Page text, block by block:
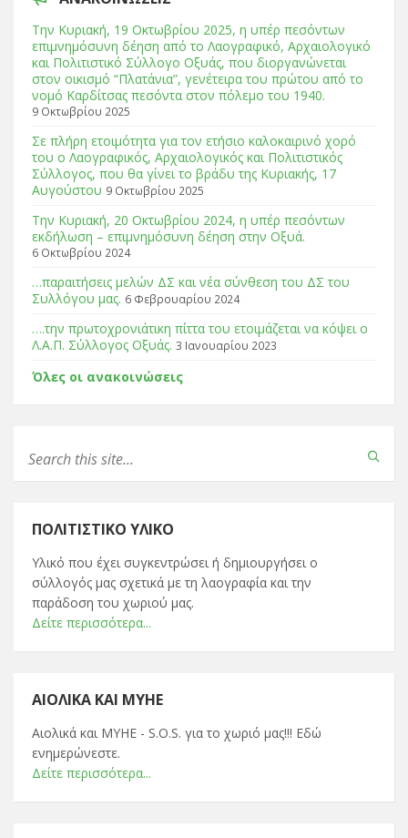
Tην Κυριακή, 19 Οκτωβρίου 2025, η υπέρ πεσόντων
επιμνημόσυνη δέηση από το Λαογραφικό, Αρχαιολογικό
και Πολιτιστικό Σύλλογο Οξυάς, που διοργανώνεται
στον οικισμό “Πλατάνια”, γενέτειρα του πρώτου από το
νομό Καρδίτσας πεσόντα στον πόλεμο του 1940.
9 Οκτωβρίου 2025
Σε πλήρη ετοιμότητα για τον ετήσιο καλοκαιρινό χορό
του ο Λαογραφικός, Αρχαιολογικός και Πολιτιστικός
Σύλλογος, που θα γίνει το βράδυ της Κυριακής, 17
Αυγούστου 9 Οκτωβρίου 2025
Tην Κυριακή, 20 Οκτωβρίου 2024, η υπέρ πεσόντων
εκδήλωση – επιμνημόσυνη δέηση στην Οξυά.
6 Οκτωβρίου 2024
…παραιτήσεις μελών ΔΣ και νέα σύνθεση του ΔΣ του
Συλλόγου μας. 6 Φεβρουαρίου 2024
….την πρωτοχρονιάτικη πίττα του ετοιμάζεται να κόψει ο
Λ.Α.Π. Σύλλογος Οξυάς. 3 Ιανουαρίου 2023
Όλες οι ανακοινώσεις
ΠΟΛΙΤΙΣΤΙΚΌ ΥΛΙΚΌ
Υλικό που έχει συγκεντρώσει ή δημιουργήσει ο
σύλλογός μας σχετικά με τη λαογραφία και την
παράδοση του χωριού μας.
Δείτε περισσότερα...
ΑΙΟΛΙΚΆ ΚΑΙ ΜΥΗΕ
Αιολικά και ΜΥΗΕ - S.O.S. για το χωριό μας!!! Εδώ
ενημερώνεστε.
Δείτε περισσότερα...